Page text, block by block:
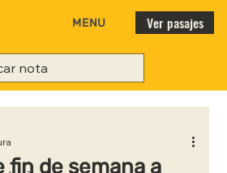
MENU Ver pasajes
fin de semana a